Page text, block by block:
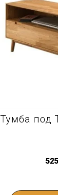
Тумба под